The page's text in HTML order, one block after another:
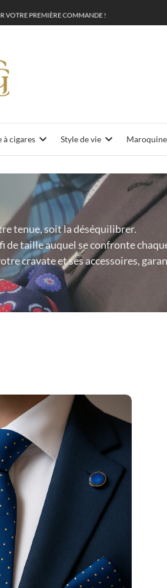
R VOTRE PREMIÈRECOMMANDE
à cigares Style de vie
tenue, soit la déséquilibrer.
taille auquel se confronte
cravate et ses accessoires,